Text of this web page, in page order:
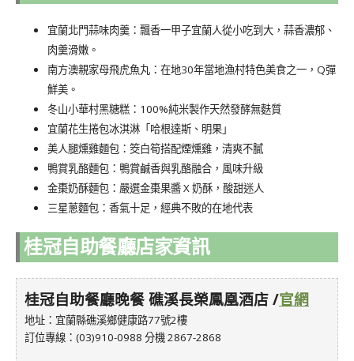
宜蘭北門蒜味肉羹 ：飄香一甲子宜蘭人從小吃到大，蒜香濃郁、
肉羹滑嫩。
南方澳親家母飛虎魚丸：在地30年當地漁村特色美食之一，Q彈
鮮美。
冬山小華村黑糖糕：100%純米製作天然發酵無麩質
宜蘭花生捲包冰淇淋「哈根達斯、明果」
美人腿燻雞麵包： 筊白筍搭配煙燻雞，清爽不膩
鴨賞乳酪麵包： 鴨賞鹹香與乳酪融合，風味升級
金棗奶酥麵包： 嚴選金棗果醬 X 奶酥，酸甜迷人
三星蔥麵包： 香氣十足，經典不敗的在地代表
桂冠自助餐廳店家資訊
桂冠自助餐廳晚餐 礁溪長榮鳳凰酒店 /官網
地址：宜蘭縣礁溪鄉健康路77號2樓
訂位專線：(03)910-0988 分機 2867-2868